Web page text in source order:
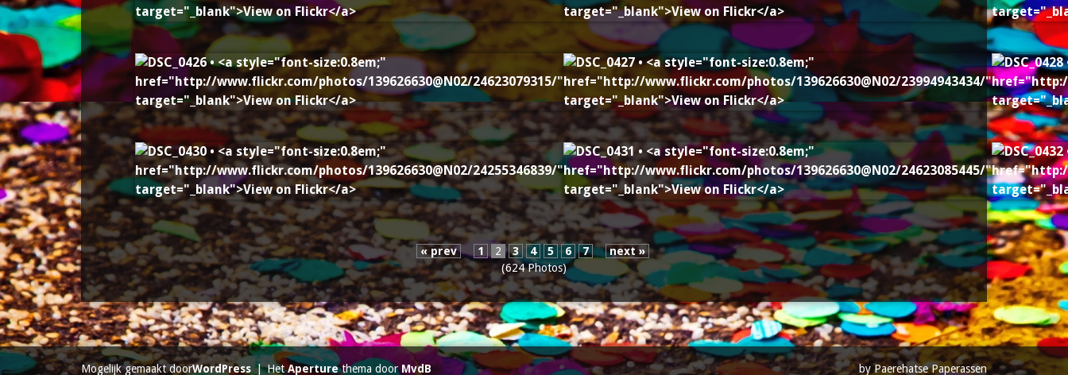
« prev 1 2 3 4 5 6 7
next »
(624 Photos)
Mogelijk gemaakt doorWordPress |HetAperturethema doorMvdB by Paerehatse Paperassen